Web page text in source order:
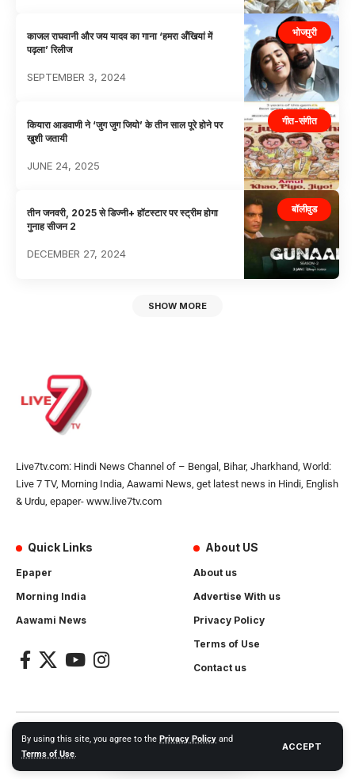
By using this site, you agree to the Privacy Policy and
Terms of Use.
ACCEPT
भोजपुरी
काजल राघवानी और जय यादव का गाना ‘हमरा अँखियां में
पढ़ला’ रिलीज
SEPTEMBER 3, 2024
गीत-संगीत
कियारा आडवाणी ने ‘जुग जुग जियो’ के तीन साल पूरे होने पर
खुशी जतायी
JUNE 24, 2025
बॉलीवुड
तीन जनवरी, 2025 से डिज्नी+ हॉटस्टार पर स्ट्रीम होगा
गुनाह सीजन 2
DECEMBER 27, 2024
SHOW MORE
Live7tv.com: Hindi News Channel of – Bengal, Bihar, Jharkhand, World:
Live 7 TV, Morning India, Aawami News, get latest news in Hindi, English
& Urdu, epaper- www.live7tv.com
Quick Links
Epaper
Morning India
Aawami News
About US
About us
Advertise With us
Privacy Policy
Terms of Use
Contact us
2024- All Rights Reserved.Live 7 tv. Website Created by and